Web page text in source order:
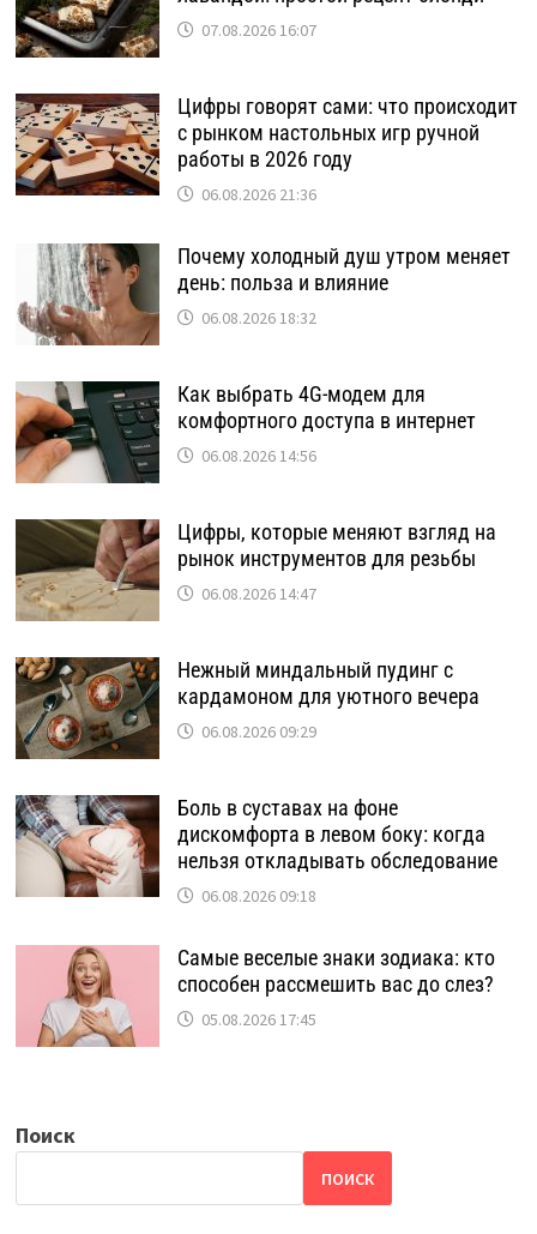
07.08.2026 16:07
Цифры говорят сами: что происходит
с рынком настольных игр ручной
работы в 2026 году
06.08.2026 21:36
Почему холодный душ утром меняет
день: польза и влияние
06.08.2026 18:32
Как выбрать 4G-модем для
комфортного доступа в интернет
06.08.2026 14:56
Цифры, которые меняют взгляд на
рынок инструментов для резьбы
06.08.2026 14:47
Нежный миндальный пудинг с
кардамоном для уютного вечера
06.08.2026 09:29
Боль в суставах на фоне
дискомфорта в левом боку: когда
нельзя откладывать обследование
06.08.2026 09:18
Самые веселые знаки зодиака: кто
способен рассмешить вас до слез?
05.08.2026 17:45
Поиск
ПОИСК